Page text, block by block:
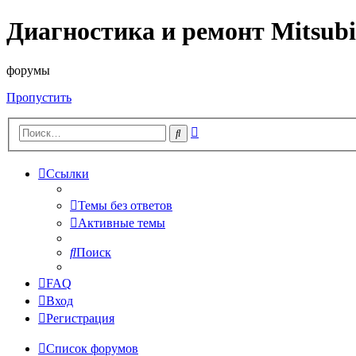
Диагностика и ремонт
форумы
Пропустить
Поиск
Ссылки
Темы без ответов
Активные темы
Поиск
FAQ
Вход
Регистрация
Список форумов